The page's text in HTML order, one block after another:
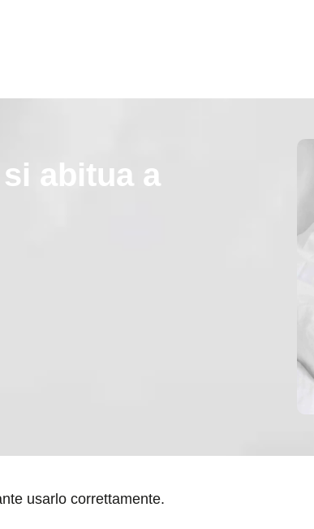
abitua a
usarlo correttamente.